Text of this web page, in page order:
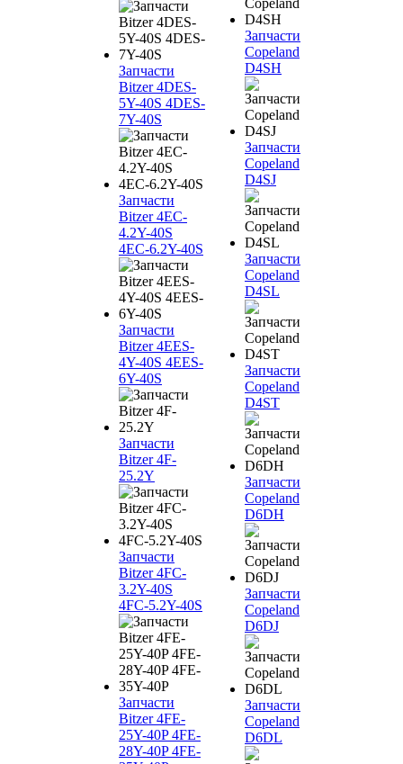
Запчасти
Bitzer 4DES-
5Y-40S 4DES-
7Y-40S
Запчасти
Bitzer 4EC-
4.2Y-40S
4EC-6.2Y-40S
Запчасти
Bitzer 4EES-
4Y-40S 4EES-
6Y-40S
Запчасти
Bitzer 4F-
25.2Y
Запчасти
Bitzer 4FC-
3.2Y-40S
4FC-5.2Y-40S
Запчасти
Bitzer 4FE-
25Y-40P 4FE-
28Y-40P 4FE-
Запчасти
Copeland
D4SH
Запчасти
Copeland
D4SJ
Запчасти
Copeland
D4SL
Запчасти
Copeland
D4ST
Запчасти
Copeland
D6DH
Запчасти
Copeland
D6DJ
Запчасти
Copeland
D6DL